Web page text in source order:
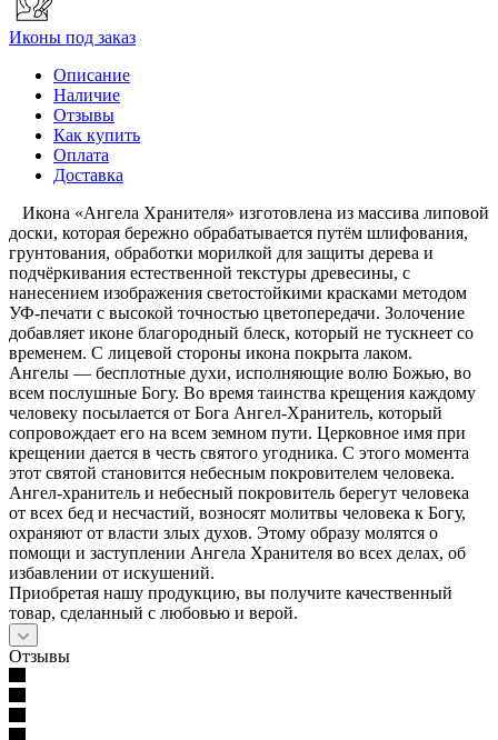
Иконы под заказ
Описание
Наличие
Отзывы
Как купить
Оплата
Доставка
Икона «Ангела Хранителя» изготовлена из массива липовой
доски, которая бережно обрабатывается путём шлифования,
грунтования, обработки морилкой для защиты дерева и
подчёркивания естественной текстуры древесины, с
нанесением изображения светостойкими красками методом
УФ-печати с высокой точностью цветопередачи. Золочение
добавляет иконе благородный блеск, который не тускнеет со
временем. С лицевой стороны икона покрыта лаком.
Ангелы — бесплотные духи, исполняющие волю Божью, во
всем послушные Богу. Во время таинства крещения каждому
человеку посылается от Бога Ангел-Хранитель, который
сопровождает его на всем земном пути. Церковное имя при
крещении дается в честь святого угодника. С этого момента
этот святой становится небесным покровителем человека.
Ангел-хранитель и небесный покровитель берегут человека
от всех бед и несчастий, возносят молитвы человека к Богу,
охраняют от власти злых духов. Этому образу молятся о
помощи и заступлении Ангела Хранителя во всех делах, об
избавлении от искушений.
Приобретая нашу продукцию, вы получите качественный
товар, сделанный с любовью и верой.
Отзывы